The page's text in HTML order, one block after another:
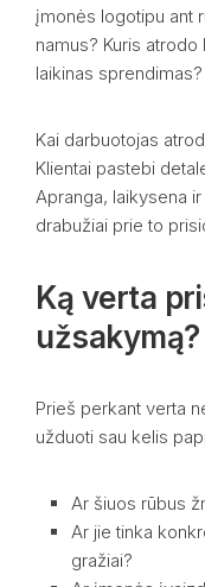
įmonės logotipu ant
namus? Kuris
laikinas sprendimas?
Kai darbuotojas
Klientai pastebi
Apranga, laikysena
drabužiai prie to
Ką verta
užsakymą?
Prieš perkant verta
užduoti sau kelis
Ar šiuos rūbus
Ar jie tinka
gražiai?